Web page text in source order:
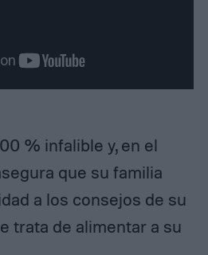
% infalible y, en el
que su familia
a los consejos de su
trata de alimentar a su